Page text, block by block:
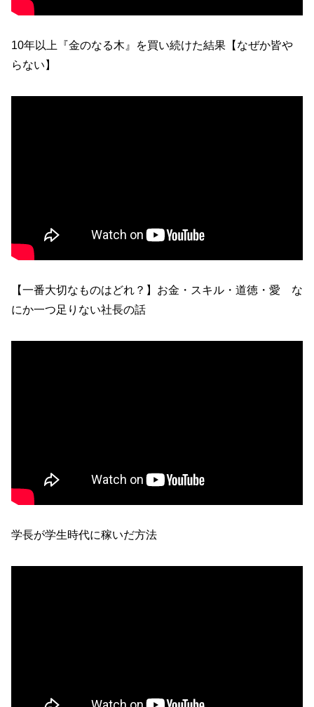
10年以上『金のなる木』を買い続けた結果【なぜか皆や
らない】
【一番大切なものはどれ？】お金・スキル・道徳・愛 な
にか一つ足りない社長の話
学長が学生時代に稼いだ方法